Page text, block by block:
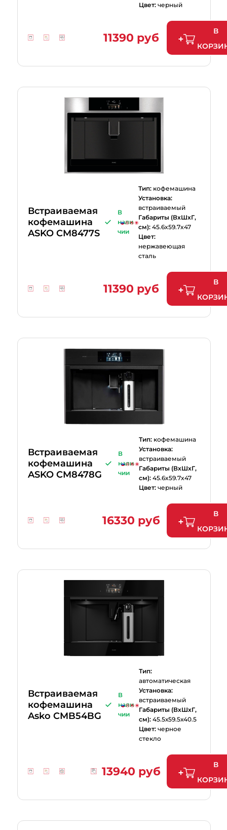
Цвет: черный
11390 руб
В
Встраиваемая
кофемашина
ASKO CM8477S
В
нали
чии
Тип: кофемашина
Установка:
встраиваемый
Габариты (ВхШхГ,
см):45.6x59.7x47
Цвет:
нержавеющая
сталь
11390 руб
В
Встраиваемая
кофемашина
ASKO CM8478G
В
нали
чии
Тип: кофемашина
Установка:
встраиваемый
Габариты (ВхШхГ,
см): 45.6x59.7x47
Цвет: черный
16330 руб
В
Встраиваемая
кофемашина
Asko CMB54BG
В
нали
чии
Тип:
автоматическая
Установка:
встраиваемый
Габариты (ВхШхГ,
см): 45.5х59.5х40.5
Цвет: черное
стекло
13940 руб
В